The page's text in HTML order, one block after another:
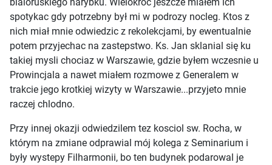
spotykac gdy potrzebny był mi w podrozy nocleg. Ktos z
nich miał mnie odwiedzic z rekolekcjami, by ewentualnie
potem przyjechac na zastepstwo. Ks. Jan sklanial się ku
takiej mysli chociaz w Warszawie, gdzie byłem wczesnie u
Prowincjala a nawet miałem rozmowe z Generalem w
trakcie jego krotkiej wizyty w Warszawie...przyjeto mnie
raczej chlodno.
Przy innej okazji odwiedzilem tez kosciol sw. Rocha, w
którym na zmiane odprawial mój kolega z Seminarium i
były wystepy Filharmonii, bo ten budynek podarowal je